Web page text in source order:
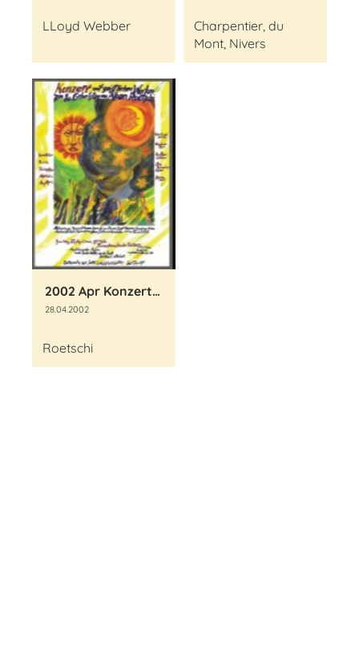
LLoyd Webber
Charpentier, du
Mont, Nivers
2002 Apr Konzert mit geistlichen Werken
28.04.2002
Roetschi